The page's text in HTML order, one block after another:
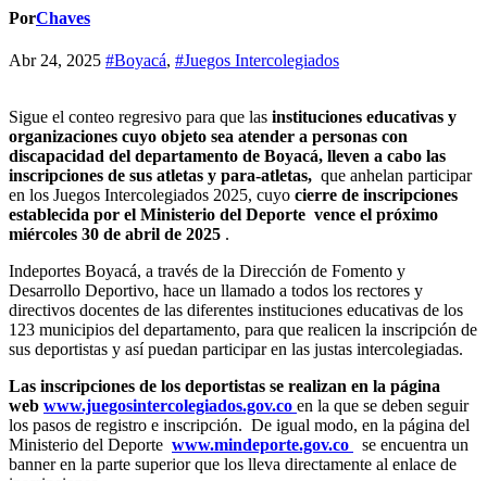
PorChaves
Abr 24, 2025 #Boyacá, #Juegos Intercolegiados
Sigue el conteo regresivo para que las instituciones educativas y
organizaciones cuyo objeto sea atender a personas con
discapacidad del departamento de Boyacá, lleven a cabo las
inscripciones de sus atletas y para-atletas, que anhelan participar
en los Juegos Intercolegiados 2025, cuyo cierre de inscripciones
establecida por el Ministerio del Deporte vence el próximo
miércoles 30 de abril de 2025 .
Indeportes Boyacá, a través de la Dirección de Fomento y
Desarrollo Deportivo, hace un llamado a todos los rectores y
directivos docentes de las diferentes instituciones educativas de los
123 municipios del departamento, para que realicen la inscripción de
sus deportistas y así puedan participar en las justas intercolegiadas.
Las inscripciones de los deportistas se realizan en la página
web www.juegosintercolegiados.gov.co en la que se deben seguir
los pasos de registro e inscripción. De igual modo, en la página del
Ministerio del Deporte www.mindeporte.gov.co
se encuentra un
banner en la parte superior que los lleva directamente al enlace de